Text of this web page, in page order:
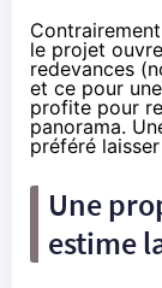
le projet
redevances
et ce pour
profite pour
panorama.
préféré
Une
estime